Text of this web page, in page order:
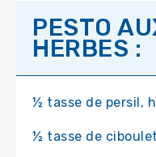
PESTO
HERBES :
½ tasse de persil,
½ tasse de